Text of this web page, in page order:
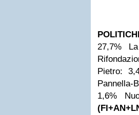
27,7%
Pietro:
Pannella-
1,6%